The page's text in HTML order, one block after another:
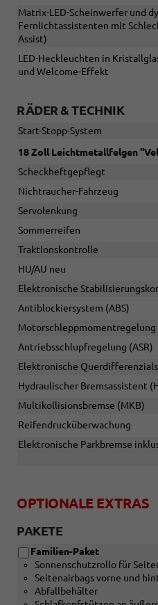
Matrix-LED-Scheinwerfer und
Fernlichtassistenten mit
Assist)
LED-Heckleuchten in
und Welcome-Effekt
RÄDER & TECHNIK
Start-Stopp-System
18 Zoll Leichtmetallfelgen
Scheckheftgepflegt
Nichtraucher-Fahrzeug
Servolenkung
Sommerreifen
Traktionskontrolle
HU/AU neu
Elektronische
Antiblockiersystem (ABS)
Motorschleppmomentregelung
Antriebsschlupfregelung (ASR)
Elektronische
Hydraulischer Bremsassistent
Multikollisionsbremse (MKB)
Reifendrucküberwachung
Elektronische Parkbremse
OPTIONALE EXTRAS
PAKETE
Familien-Paket
Sonnenschutzrollo für
Seitenairbags vorne und
Abfallbehälter